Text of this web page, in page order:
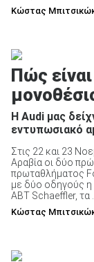
Κώστας
Πώς
Η Audi μας
εντυπωσιακό
Στις 22 και 23
Αραβία οι δύο
πρωταθλήματος
με δύο οδηγούς η
ABT Schaeffler, τα ...
Κώστας